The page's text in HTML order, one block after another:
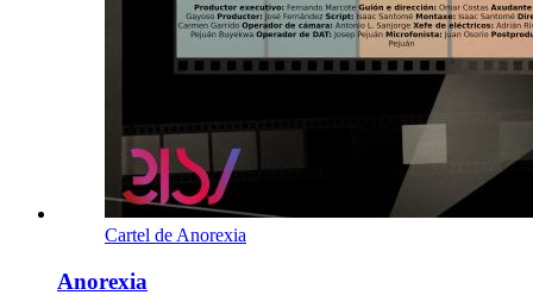
Cartel de Anorexia
Anorexia